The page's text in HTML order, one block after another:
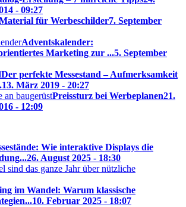
- 09:27
für Werbeschilder7. September
Adventskalender:
Marketing zur ...5. September
Der perfekte Messestand – Aufmerksamkeit
13. März 2019 - 20:27
Preissturz bei Werbeplanen21.
- 12:09
Wie interaktive Displays die
26. August 2025 - 18:30
im Wandel: Warum klassische
10. Februar 2025 - 18:07